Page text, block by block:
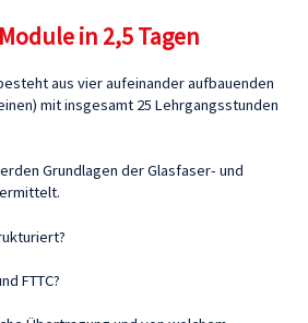
in 2,5 Tagen
aus vier aufeinander aufbauenden
mit insgesamt 25 Lehrgangsstunden
Grundlagen der Glasfaser- und
FTTC?